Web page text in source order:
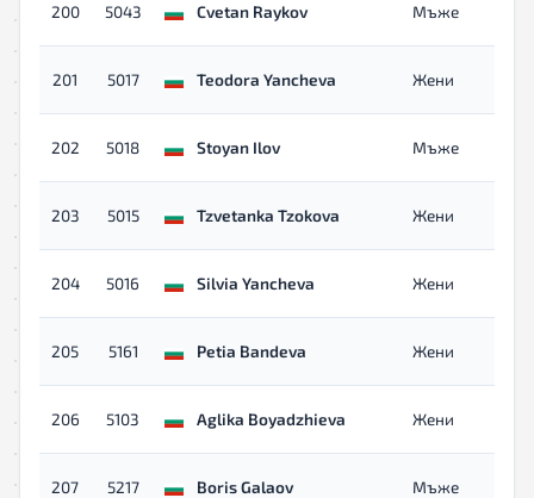
200 5043 Cvetan Raykov Мъже
201 5017 Teodora Yancheva Жени
202 5018 Stoyan Ilov Мъже
203 5015 Tzvetanka Tzokova Жени
204 5016 Silvia Yancheva Жени
205 5161 Petia Bandeva Жени
206 5103 Aglika Boyadzhieva Жени
207 5217 Boris Galaov Мъже